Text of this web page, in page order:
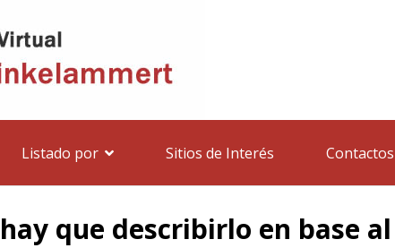
Listado por Sitios de Interés Contactos
que describirlo en base